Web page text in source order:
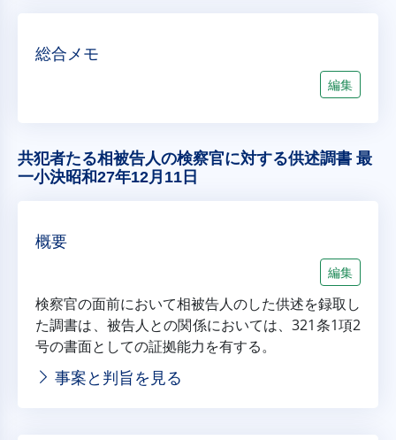
総合メモ
編集
共犯者たる相被告人の検察官に対する供述調書 最
一小決昭和27年12月11日
概要
編集
検察官の面前において相被告人のした供述を録取し
た調書は、被告人との関係においては、321条1項2
号の書面としての証拠能力を有する。
事案と判旨を見る